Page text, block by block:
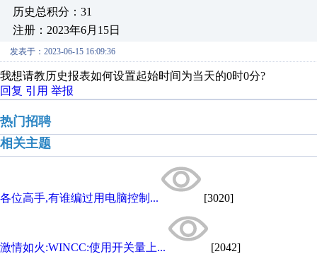
历史总积分：31
注册：2023年6月15日
发表于：2023-06-15 16:09:36
我想请教历史报表如何设置起始时间为当天的0时0分?
回复 引用 举报
热门招聘
相关主题
各位高手,有谁编过用电脑控制... [3020]
激情如火:WINCC:使用开关量上... [2042]